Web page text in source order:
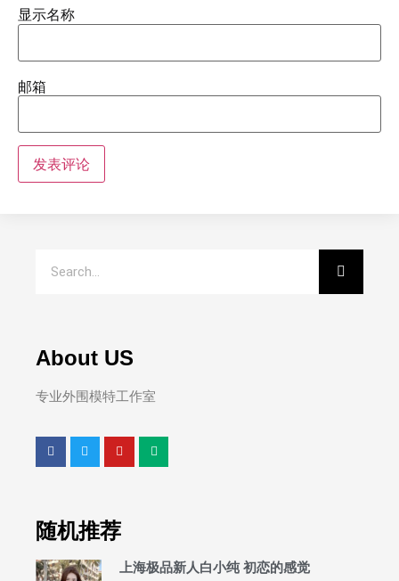
显示名称
邮箱
About US
专业外围模特工作室
随机推荐
上海极品新人白小纯 初恋的感觉